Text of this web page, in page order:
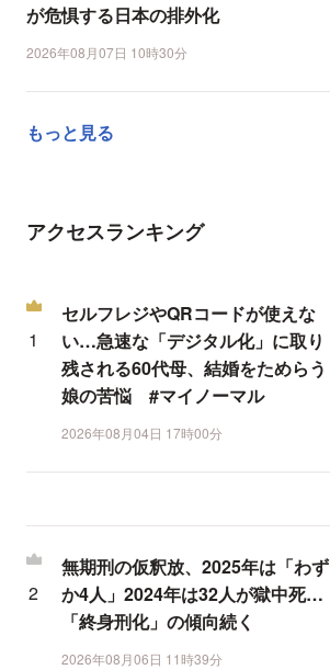
が危惧する日本の排外化
2026年08月07日 10時30分
もっと見る
アクセスランキング
セルフレジやQRコードが使えな
い…急速な「デジタル化」に取り
残される60代母、結婚をためらう
娘の苦悩 #マイノーマル
2026年08月04日 17時00分
無期刑の仮釈放、2025年は「わず
か4人」2024年は32人が獄中死…
「終身刑化」の傾向続く
2026年08月06日 11時39分